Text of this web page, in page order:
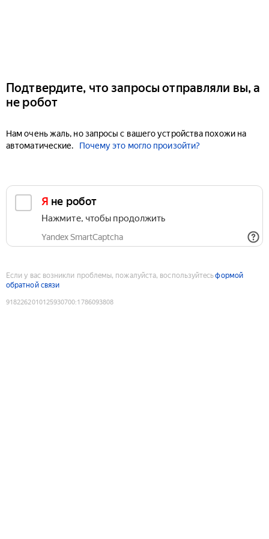
Подтвердите, что запросы отправляли вы, а
не робот
Нам очень жаль, но запросы с вашего устройства похожи на
автоматические.
Почему это могло произойти?
Я не робот
Нажмите, чтобы продолжить
Yandex SmartCaptcha
Если у вас возникли проблемы, пожалуйста, воспользуйтесьформой
обратной связи
9182262010125930700:1786093808